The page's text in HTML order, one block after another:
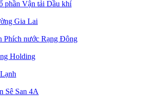
phần Vận tải Dầu khí
Gia Lai
Phích nước Rạng Đông
Holding
Sê San 4A